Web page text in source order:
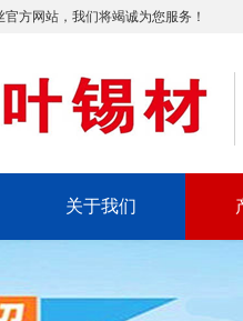
方网站，我们将竭诚为您服务！
关于我们